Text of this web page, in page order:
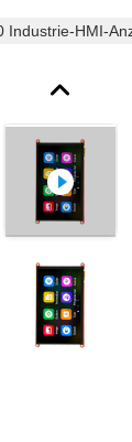
Industrie-HMI-